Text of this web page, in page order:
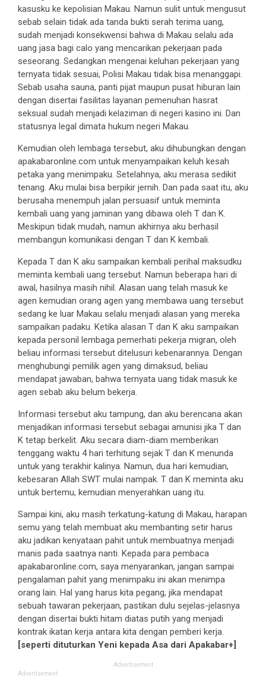
kasusku ke kepolisian Makau. Namun sulit untuk mengusut
sebab selain tidak ada tanda bukti serah terima uang,
sudah menjadi konsekwensi bahwa di Makau selalu ada
uang jasa bagi calo yang mencarikan pekerjaan pada
seseorang. Sedangkan mengenai keluhan pekerjaan yang
ternyata tidak sesuai, Polisi Makau tidak bisa menanggapi.
Sebab usaha sauna, panti pijat maupun pusat hiburan lain
dengan disertai fasilitas layanan pemenuhan hasrat
seksual sudah menjadi kelaziman di negeri kasino ini. Dan
statusnya legal dimata hukum negeri Makau.
Kemudian oleh lembaga tersebut, aku dihubungkan dengan
apakabaronline.com untuk menyampaikan keluh kesah
petaka yang menimpaku. Setelahnya, aku merasa sedikit
tenang. Aku mulai bisa berpikir jernih. Dan pada saat itu, aku
berusaha menempuh jalan persuasif untuk meminta
kembali uang yang jaminan yang dibawa oleh T dan K.
Meskipun tidak mudah, namun akhirnya aku berhasil
membangun komunikasi dengan T dan K kembali.
Kepada T dan K aku sampaikan kembali perihal maksudku
meminta kembali uang tersebut. Namun beberapa hari di
awal, hasilnya masih nihil. Alasan uang telah masuk ke
agen kemudian orang agen yang membawa uang tersebut
sedang ke luar Makau selalu menjadi alasan yang mereka
sampaikan padaku. Ketika alasan T dan K aku sampaikan
kepada personil lembaga pemerhati pekerja migran, oleh
beliau informasi tersebut ditelusuri kebenarannya. Dengan
menghubungi pemilik agen yang dimaksud, beliau
mendapat jawaban, bahwa ternyata uang tidak masuk ke
agen sebab aku belum bekerja.
Informasi tersebut aku tampung, dan aku berencana akan
menjadikan informasi tersebut sebagai amunisi jika T dan
K tetap berkelit. Aku secara diam-diam memberikan
tenggang waktu 4 hari terhitung sejak T dan K menunda
untuk yang terakhir kalinya. Namun, dua hari kemudian,
kebesaran Allah SWT mulai nampak. T dan K meminta aku
untuk bertemu, kemudian menyerahkan uang itu.
Sampai kini, aku masih terkatung-katung di Makau, harapan
semu yang telah membuat aku membanting setir harus
aku jadikan kenyataan pahit untuk membuatnya menjadi
manis pada saatnya nanti. Kepada para pembaca
apakabaronline.com, saya menyarankan, jangan sampai
pengalaman pahit yang menimpaku ini akan menimpa
orang lain. Hal yang harus kita pegang, jika mendapat
sebuah tawaran pekerjaan, pastikan dulu sejelas-jelasnya
dengan disertai bukti hitam diatas putih yang menjadi
kontrak ikatan kerja antara kita dengan pemberi kerja.
[seperti dituturkan Yeni kepada Asa dari Apakabar+]
Advertisement
Advertisement